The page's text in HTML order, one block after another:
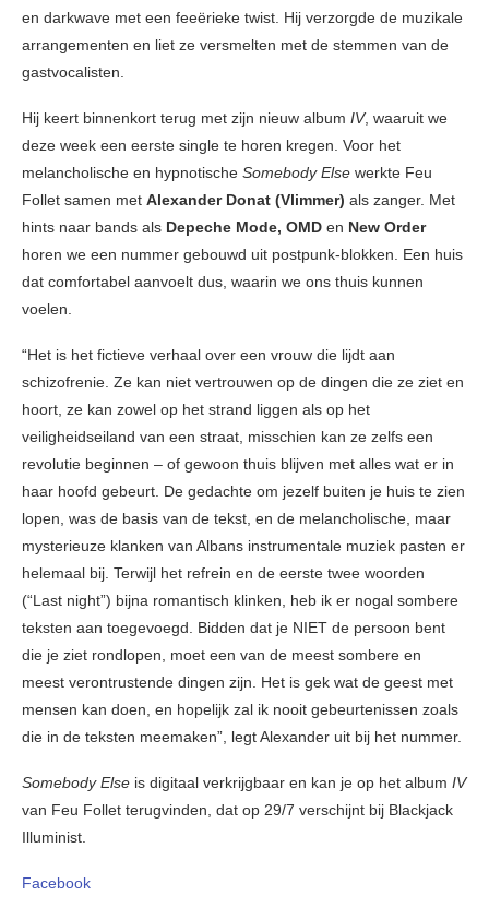
en darkwave met een feeërieke twist. Hij verzorgde de muzikale
arrangementen en liet ze versmelten met de stemmen van de
gastvocalisten.
Hij keert binnenkort terug met zijn nieuw album IV, waaruit we
deze week een eerste single te horen kregen. Voor het
melancholische en hypnotische Somebody Else werkte Feu
Follet samen met Alexander Donat (Vlimmer) als zanger. Met
hints naar bands als Depeche Mode, OMD en New Order
horen we een nummer gebouwd uit postpunk-blokken. Een huis
dat comfortabel aanvoelt dus, waarin we ons thuis kunnen
voelen.
“Het is het fictieve verhaal over een vrouw die lijdt aan
schizofrenie. Ze kan niet vertrouwen op de dingen die ze ziet en
hoort, ze kan zowel op het strand liggen als op het
veiligheidseiland van een straat, misschien kan ze zelfs een
revolutie beginnen – of gewoon thuis blijven met alles wat er in
haar hoofd gebeurt. De gedachte om jezelf buiten je huis te zien
lopen, was de basis van de tekst, en de melancholische, maar
mysterieuze klanken van Albans instrumentale muziek pasten er
helemaal bij. Terwijl het refrein en de eerste twee woorden
(“Last night”) bijna romantisch klinken, heb ik er nogal sombere
teksten aan toegevoegd. Bidden dat je NIET de persoon bent
die je ziet rondlopen, moet een van de meest sombere en
meest verontrustende dingen zijn. Het is gek wat de geest met
mensen kan doen, en hopelijk zal ik nooit gebeurtenissen zoals
die in de teksten meemaken”, legt Alexander uit bij het nummer.
Somebody Else is digitaal verkrijgbaar en kan je op het album IV
van Feu Follet terugvinden, dat op 29/7 verschijnt bij Blackjack
Illuminist.
Facebook